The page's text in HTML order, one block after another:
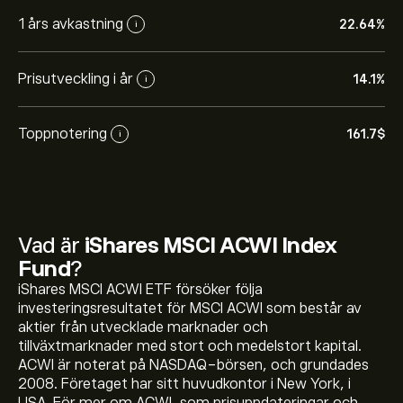
1 års avkastning i 22.64%
Prisutveckling i år i 14.1%
Toppnotering i 161.7‎$‎
Vad är iShares MSCI ACWI Index
Fund?
iShares MSCI ACWI ETF försöker följa
investeringsresultatet för MSCI ACWI som består av
aktier från utvecklade marknader och
tillväxtmarknader med stort och medelstort kapital.
ACWI är noterat på NASDAQ-börsen, och grundades
2008. Företaget har sitt huvudkontor i New York, i
Det aktuella priset på ACWI är 161.44‎$‎
iShares MSCI ACWI Index Funds toppnotering är 161.70‎$‎